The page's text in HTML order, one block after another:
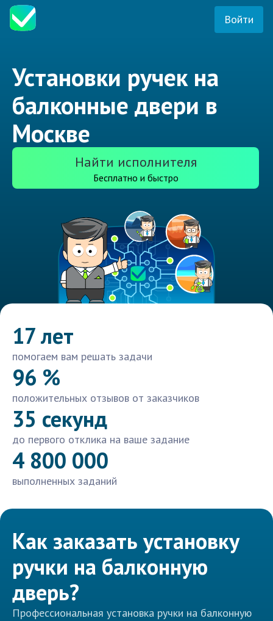
Войти
Установки ручек на
балконные двери в
Москве
Найти исполнителя
Бесплатно и быстро
17 лет
помогаем вам решать задачи
96 %
положительных отзывов от заказчиков
35 секунд
до первого отклика на ваше задание
4 800 000
выполненных заданий
Как заказать установку
ручки на балконную
дверь?
Профессиональная установка ручки на балконную